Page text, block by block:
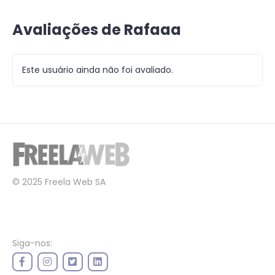
Avaliações de Rafaaa
Este usuário ainda não foi avaliado.
© 2025 Freela Web SA
Siga-nos: